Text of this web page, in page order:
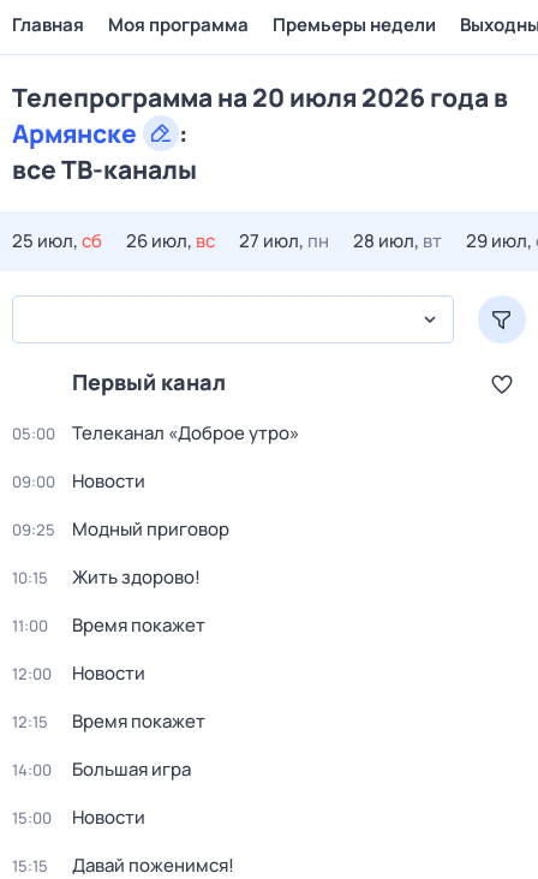
Главная Моя программа Премьеры недели
Телепрограмма на 20 июля 2026 года в
Армянске
:
все ТВ-каналы
25 июл,сб 26 июл, вс 27 июл, пн 28 июл, вт 29 июл,
Первый канал
05:00 Телеканал «Доброе утро»
09:00 Новости
09:25 Модный приговор
10:15 Жить здорово!
11:00 Время покажет
12:00 Новости
12:15 Время покажет
14:00 Большая игра
15:00 Новости
15:15 Давай поженимся!